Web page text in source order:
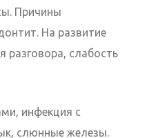
Причины
На развитие
разговора, слабость
инфекция с
слюнные железы.